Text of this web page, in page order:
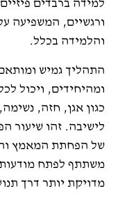
למידה ברבדים
ורגשיים, המשפיעה
והלמידה בכלל.
התהליך גמיש
ומהיחידים, ויכול
כגון אגן, חזה,
לישיבה. זהו שיעור
של הפחתת המאמץ
משתתף לפתח
מדויקת יותר דרך